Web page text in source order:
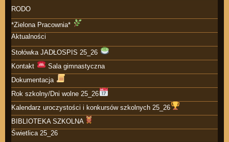
RODO
*Zielona Pracownia*
Aktualności
Stołówka JADŁOSPIS 25_26
Kontakt
Sala gimnastyczna
Dokumentacja
Rok szkolny/Dni wolne 25_26
Kalendarz uroczystości i konkursów szkolnych 25_26
BIBLIOTEKA SZKOLNA
Świetlica 25_26